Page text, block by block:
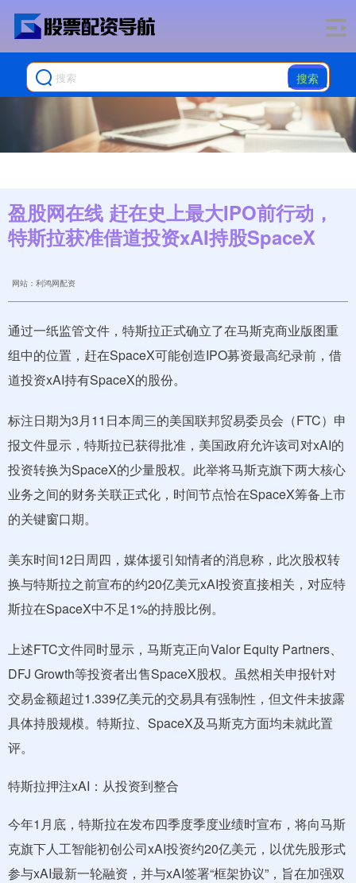
搜索
盈股网在线 赶在史上最大IPO前行动，
特斯拉获准借道投资xAI持股SpaceX
网站：利鸿网配资
通过一纸监管文件，特斯拉正式确立了在马斯克商业版图重
组中的位置，赶在SpaceX可能创造IPO募资最高纪录前，借
道投资xAI持有SpaceX的股份。
标注日期为3月11日本周三的美国联邦贸易委员会（FTC）申
报文件显示，特斯拉已获得批准，美国政府允许该司对xAI的
投资转换为SpaceX的少量股权。此举将马斯克旗下两大核心
业务之间的财务关联正式化，时间节点恰在SpaceX筹备上市
的关键窗口期。
美东时间12日周四，媒体援引知情者的消息称，此次股权转
换与特斯拉之前宣布的约20亿美元xAI投资直接相关，对应特
斯拉在SpaceX中不足1%的持股比例。
上述FTC文件同时显示，马斯克正向Valor Equity Partners、
DFJ Growth等投资者出售SpaceX股权。虽然相关申报针对
交易金额超过1.339亿美元的交易具有强制性，但文件未披露
具体持股规模。特斯拉、SpaceX及马斯克方面均未就此置
评。
特斯拉押注xAI：从投资到整合
今年1月底，特斯拉在发布四季度季度业绩时宣布，将向马斯
克旗下人工智能初创公司xAI投资约20亿美元，以优先股形式
参与xAI最新一轮融资，并与xAI签署“框架协议”，旨在加强双